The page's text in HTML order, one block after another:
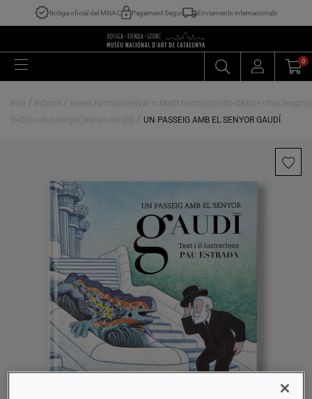
Botiga oficial del MNAC Pagament Segur Enviaments internacionals
0
Inici / Infantil / menu.function(e){var t=Math.trunc(e)||0;if(t<0&&(t+=this.length),!
(t<0||t>=this.length))return this[t]} / UN PASSEIG AMB EL SENYOR GAUDÍ